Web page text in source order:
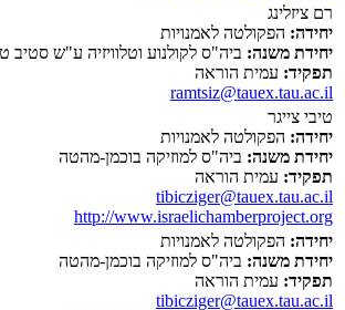
רם ציזלינג
יחידה: הפקולטה לאמנויות
יחידת משנה: ביה"ס לקולנוע וטלוויזיה ע"ש סטיב
תפקיד: עמית הוראה
ramtsiz@tauex.tau.ac.il
טיבי צייגר
יחידה: הפקולטה לאמנויות
יחידת משנה: ביה"ס למוזיקה בוכמן-מהטה
תפקיד: עמית הוראה
tibicziger@tauex.tau.ac.il
http://www.israelichamberproject.org
יחידה: הפקולטה לאמנויות
יחידת משנה: ביה"ס למוזיקה בוכמן-מהטה
תפקיד: עמית הוראה
tibicziger@tauex.tau.ac.il